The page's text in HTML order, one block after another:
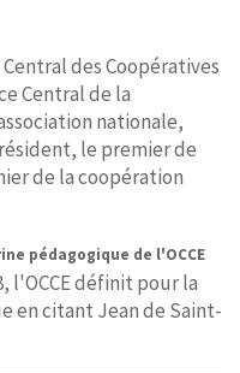
des Coopératives
Central de la
nationale,
le premier de
de la coopération
pédagogique de l'OCCE
l'OCCE définit pour la
en citant Jean de Saint-